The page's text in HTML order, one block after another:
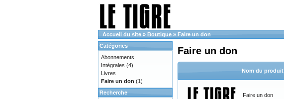
Accueil du site » Boutique » Faire un don
Faire un don
Nom du produit
Faire un don
Catégories
Abonnements
Intégrales (4)
Livres
Faire un don (1)
Recherche